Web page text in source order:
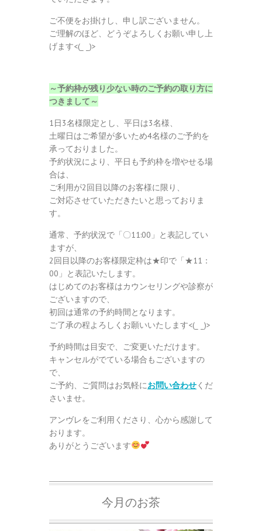
ご不便をお掛けし、申し訳ございません。
ご理解のほど、どうぞよろしくお願い申し上
げます<(_ _)>
～予約枠が残り少ない時のご予約の取り方に
つきまして～
1日3名様限定とし、平日は3名様、
土曜日はご希望が多いため4名様のご予約を
承っておりました。
予約状況により、平日も予約枠を増やせる場
合は、
ご利用が2回目以降のお客様に限り、
ご対応させていただきたいと思っておりま
す。
通常、予約状況で「〇11:00」と表記してい
ますが、
2回目以降のお客様限定枠は★印で「★11：
00」と表記いたします。
はじめてのお客様はカウンセリングや診察が
ございますので、
初回は通常の予約時間となります。
ご了承の程よろしくお願いいたします<(_ _)>
予約時間は目安で、ご変更いただけます。
キャンセルがでている場合もございますの
で、
ご予約、ご質問はお気軽にお問い合わせくだ
さいませ。
アンヴレをご利用くださり、心から感謝して
おります。
ありがとうございます
今月のお茶